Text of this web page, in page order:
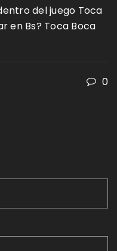
del juego Toca
en Bs? Toca Boca
0